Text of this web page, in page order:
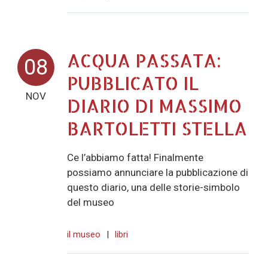
08
NOV
ACQUA PASSATA:
PUBBLICATO IL
DIARIO DI MASSIMO
BARTOLETTI STELLA
Ce l’abbiamo fatta! Finalmente
possiamo annunciare la pubblicazione di
questo diario, una delle storie-simbolo
del museo
il museo | libri